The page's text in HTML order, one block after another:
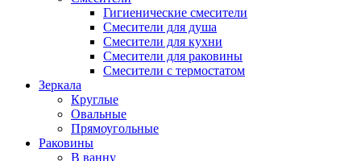
Гигиенические смесители
Смесители для душа
Смесители для кухни
Смесители для раковины
Смесители с термостатом
Зеркала
Круглые
Овальные
Прямоугольные
Раковины
В ванну